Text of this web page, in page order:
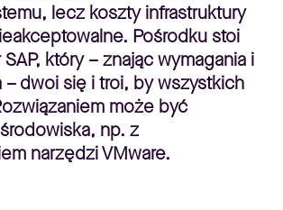
lecz koszty infrastruktury
Pośrodku stoi
który – znając wymagania i
– dwoi się i troi, by wszystkich
może być
np. z
narzędzi VMware.